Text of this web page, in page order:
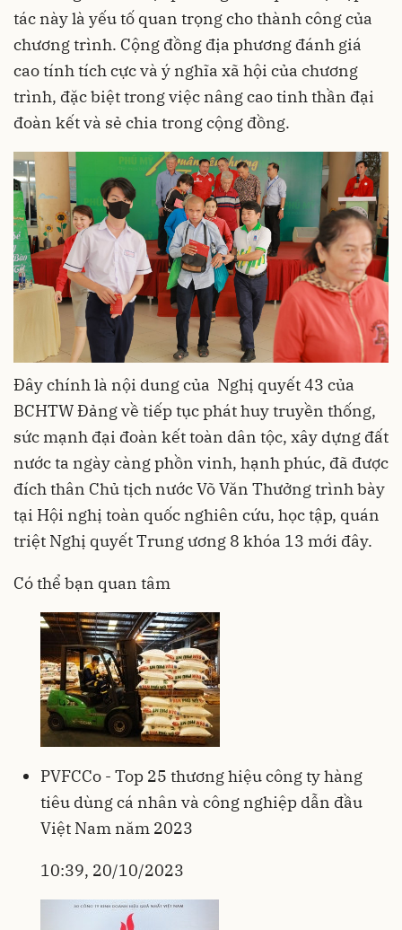
tác này là yếu tố quan trọng cho thành công của
chương trình. Cộng đồng địa phương đánh giá
cao tính tích cực và ý nghĩa xã hội của chương
trình, đặc biệt trong việc nâng cao tinh thần đại
đoàn kết và sẻ chia trong cộng đồng.
Đây chính là nội dung của Nghị quyết 43 của
BCHTW Đảng về tiếp tục phát huy truyền thống,
sức mạnh đại đoàn kết toàn dân tộc, xây dựng đất
nước ta ngày càng phồn vinh, hạnh phúc, đã được
đích thân Chủ tịch nước Võ Văn Thưởng trình bày
tại Hội nghị toàn quốc nghiên cứu, học tập, quán
triệt Nghị quyết Trung ương 8 khóa 13 mới đây.
Có thể bạn quan tâm
PVFCCo - Top 25 thương hiệu công ty hàng
tiêu dùng cá nhân và công nghiệp dẫn đầu
Việt Nam năm 2023
10:39, 20/10/2023